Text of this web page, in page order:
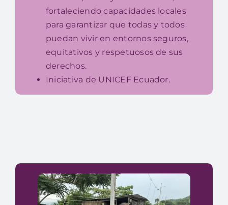
fortaleciendo capacidades locales
para garantizar que todas y todos
puedan vivir en entornos seguros,
equitativos y respetuosos de sus
derechos.
Iniciativa de UNICEF Ecuador.